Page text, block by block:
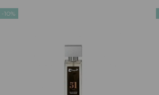
-10%